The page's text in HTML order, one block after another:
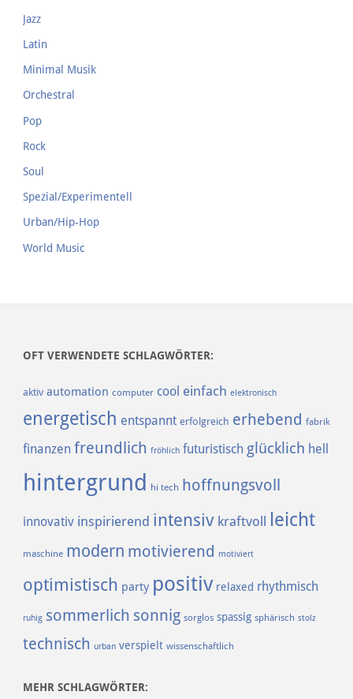
Jazz
Latin
Minimal Musik
Orchestral
Pop
Rock
Soul
Spezial/Experimentell
Urban/Hip-Hop
World Music
OFT VERWENDETE SCHLAGWÖRTER:
aktiv automation computer cool einfach elektronisch
energetisch entspannt erfolgreich erhebend fabrik
finanzen freundlich fröhlich futuristisch glücklich hell
hintergrund hi tech hoffnungsvoll
innovativ inspirierend intensiv kraftvoll leicht
maschine modern motivierend motiviert
optimistisch party positiv relaxed rhythmisch
ruhig sommerlich sonnig sorglos spassig sphärisch stolz
technisch urban verspielt wissenschaftlich
MEHR SCHLAGWÖRTER: